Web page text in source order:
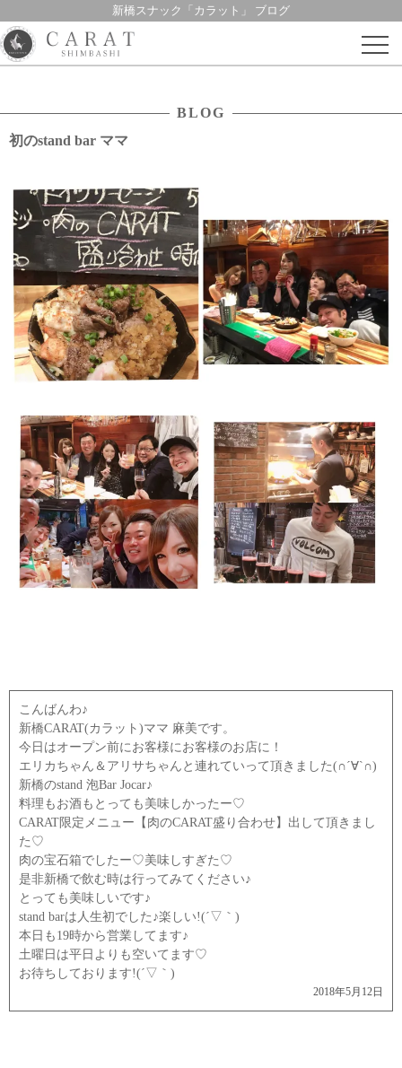
新橋スナック「カラット」 ブログ
Skip
BLOG
初のstand bar ママ
こんばんわ♪
新橋CARAT(カラット)ママ 麻美です。
今日はオープン前にお客様にお客様のお店に！
エリカちゃん＆アリサちゃんと連れていって頂きました(∩´∀`∩)
新橋のstand 泡Bar Jocar♪
料理もお酒もとっても美味しかったー♡
CARAT限定メニュー【肉のCARAT盛り合わせ】出して頂きまし
た♡
肉の宝石箱でしたー♡美味しすぎた♡
是非新橋で飲む時は行ってみてください♪
とっても美味しいです♪
stand barは人生初でした♪楽しい!(´▽｀)
本日も19時から営業してます♪
土曜日は平日よりも空いてます♡
お待ちしております!(´▽｀)
2018年5月12日